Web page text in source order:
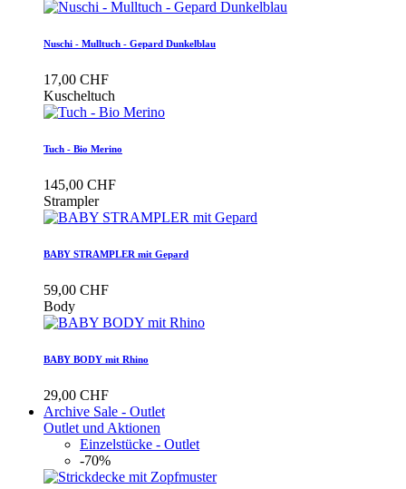
Nuschi - Mulltuch - Gepard Dunkelblau
17,00 CHF
Kuscheltuch
Tuch - Bio Merino
145,00 CHF
Strampler
BABY STRAMPLER mit Gepard
59,00 CHF
Body
BABY BODY mit Rhino
29,00 CHF
Archive Sale - Outlet
Outlet und Aktionen
Einzelstücke - Outlet
-70%